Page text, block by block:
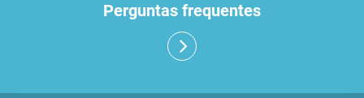
Perguntas frequentes